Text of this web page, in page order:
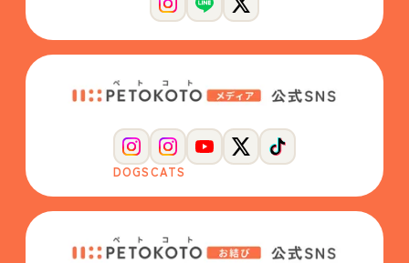
DOGSCATS